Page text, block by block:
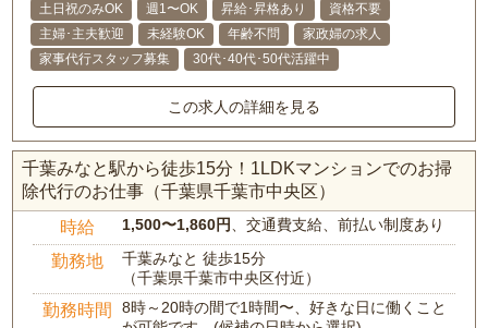
土日祝のみOK 週1〜OK 昇給･昇格あり
資格不要
主婦･主夫歓迎
未経験OK 年齢不問
家政婦の求人
家事代行スタッフ募集
30代･40代･50代活躍中
この求人の詳細を見る
千葉みなと駅から徒歩15分！1LDKマンションでのお掃
除代行のお仕事（千葉県千葉市中央区）
時給 1,500〜1,860円、交通費支給、前払い制度あり
勤務地
千葉みなと 徒歩15分
（千葉県千葉市中央区付近）
勤務時間
8時～20時の間で1時間〜、好きな日に働くこと